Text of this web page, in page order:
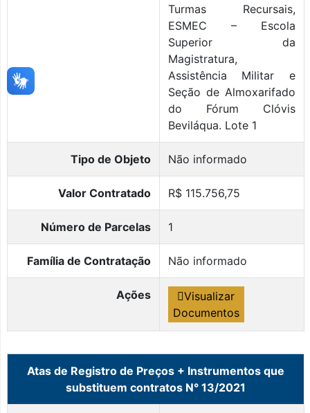
Turmas Recursais,
ESMEC – Escola
Superior da
Magistratura,
Assistência Militar e
Seção de Almoxarifado
do Fórum Clóvis
Beviláqua. Lote 1
Tipo de Objeto Não informado
Valor Contratado R$ 115.756,75
Número de Parcelas 1
Família de Contratação Não informado
Ações
Visualizar
Documentos
Atas de Registro de Preços + Instrumentos que
substituem contratos N° 13/2021